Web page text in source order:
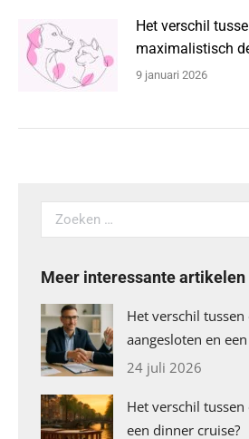
Het verschil
maximalistisch
9 januari 2026
Search:
Meer interessante artikelen
Het verschil
aangesloten en
24 juli 2026
Het verschil
een dinner cruise?